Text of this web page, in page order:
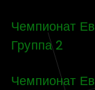
Чемпионат
Группа 2
Чемпионат